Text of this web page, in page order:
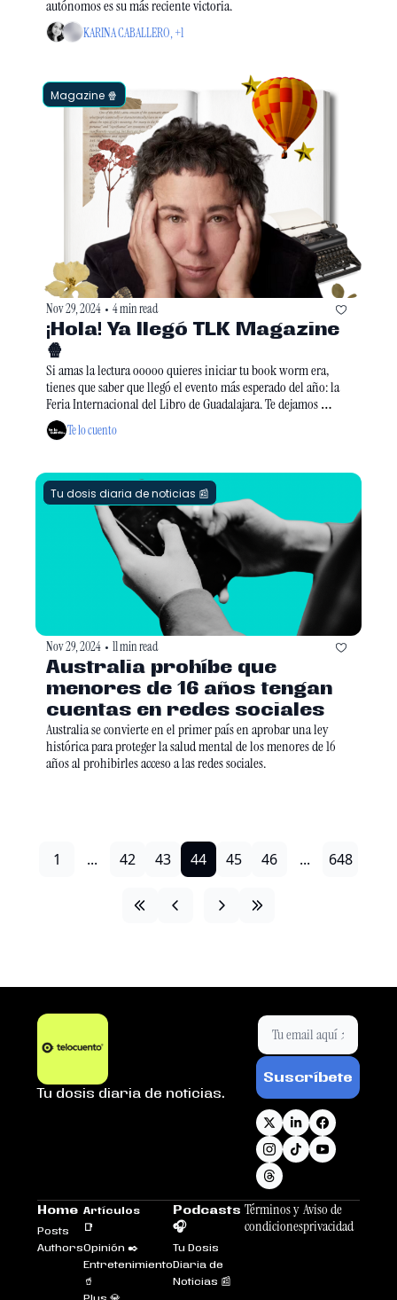
KARINA CABALLERO, +1
Magazine 🍿
Nov 29, 2024 • 4 min read
¡Hola! Ya llegó TLK Magazine
🍿
Si amas la lectura ooooo quieres iniciar tu book worm era,
tienes que saber que llegó el evento más esperado del año: la
Feria Internacional del Libro de Guadalajara. Te dejamos
algunos highlights por si te lanzas y algunas otras opciones
Te lo cuento
Tu dosis diaria de noticias 📰
Nov 29, 2024 • 11 min read
Australia prohíbe que
menores de 16 años tengan
cuentas en redes sociales
Australia se convierte en el primer país en aprobar una ley
histórica para proteger la salud mental de los menores de 16
años al prohibirles acceso a las redes sociales.
1 ... 42 43 44 45 46 ... 648
Tu dosis diaria de noticias.
Suscríbete
Home
Posts
Authors
Artículos
📑
Opinión ✒️
Entretenimiento
🥤
Podcasts
🎧
Tu Dosis
Diaria de
Noticias 📰
Términos y
condiciones
Aviso de
privacidad